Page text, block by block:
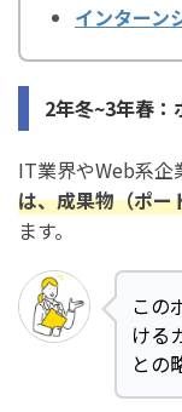
インターン
2年冬~3年春
IT業界やWeb系企
は、成果物（ポー
ます。
この
ける
との